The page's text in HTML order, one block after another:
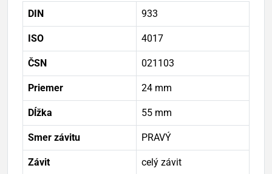
DIN 933
ISO 4017
ČSN 021103
Priemer 24 mm
Dĺžka 55 mm
Smer závitu PRAVÝ
Závit celý závit